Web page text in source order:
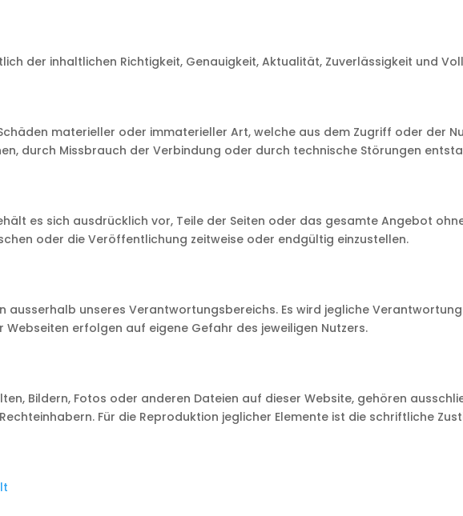
der inhaltlichen Richtigkeit, Genauigkeit, Aktualität, Zuverlässigkeit und
materieller oder immaterieller Art, welche aus dem Zugriff oder der
durch Missbrauch der Verbindung oder durch technische Störungen
es sich ausdrücklich vor, Teile der Seiten oder das gesamte Angebot
oder die Veröffentlichung zeitweise oder endgültig einzustellen.
ausserhalb unseres Verantwortungsbereichs. Es wird jegliche
erfolgen auf eigene Gefahr des jeweiligen Nutzers.
Bildern, Fotos oder anderen Dateien auf dieser Website, gehören
Für die Reproduktion jeglicher Elemente ist die schriftliche